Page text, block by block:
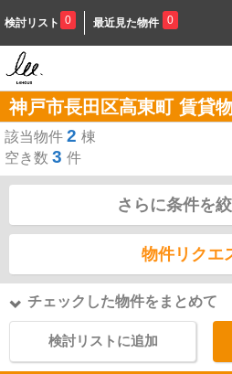
検討リスト 0 最近見た物件 0
神戸市長田区高東町 賃貸
該当物件 2 棟
空き数 3 件
さらに条件を
物件リクエ
チェックした物件をまとめて
検討リストに追加